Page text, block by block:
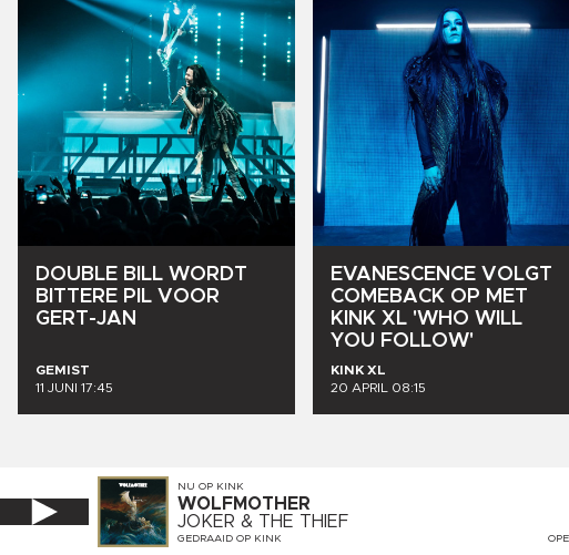
DOUBLE BILL WORDT
BITTERE PIL VOOR
GERT-JAN
GEMIST
11 JUNI 17:45
EVANESCENCE VOLGT
COMEBACK OP MET
KINK XL 'WHO WILL
YOU FOLLOW'
KINK XL
20 APRIL 08:15
NU OP KINK
WOLFMOTHER
JOKER & THE THIEF
GEDRAAID OP KINK